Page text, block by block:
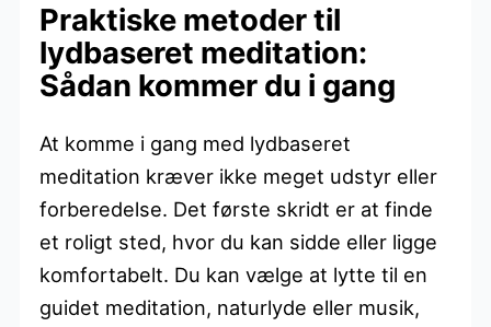
Praktiske metoder til
lydbaseret meditation:
Sådan kommer du i gang
At komme i gang med lydbaseret
meditation kræver ikke meget udstyr eller
forberedelse. Det første skridt er at finde
et roligt sted, hvor du kan sidde eller ligge
komfortabelt. Du kan vælge at lytte til en
guidet meditation, naturlyde eller musik,